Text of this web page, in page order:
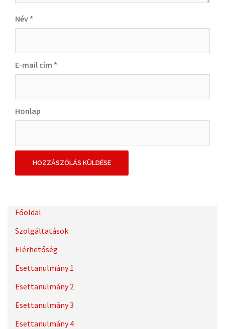
Név *
E-mail cím *
Honlap
Főoldal
Szolgáltatások
Elérhetőség
Esettanulmány 1
Esettanulmány 2
Esettanulmány 3
Esettanulmány 4